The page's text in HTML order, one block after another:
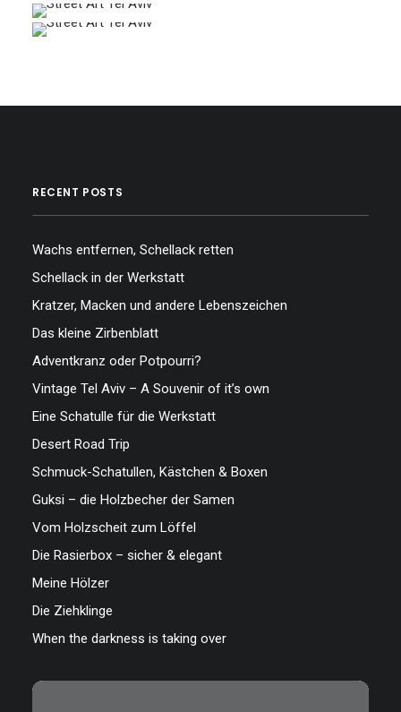
…
RECENT POSTS
Wachs entfernen, Schellack retten
Schellack in der Werkstatt
Kratzer, Macken und andere Lebenszeichen
Das kleine Zirbenblatt
Adventkranz oder Potpourri?
Vintage Tel Aviv – A Souvenir of it’s own
Eine Schatulle für die Werkstatt
Desert Road Trip
Schmuck-Schatullen, Kästchen & Boxen
Guksi – die Holzbecher der Samen
Vom Holzscheit zum Löffel
Die Rasierbox – sicher & elegant
Meine Hölzer
Die Ziehklinge
When the darkness is taking over